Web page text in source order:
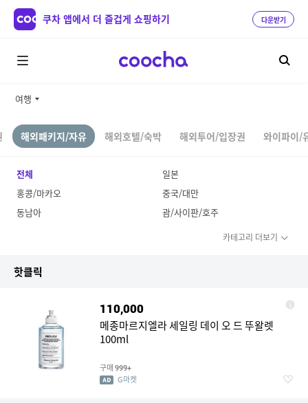
쿠차 앱에서 더 즐겁게 쇼핑하기 다운받기
여행
해외패키지/자유 해외호텔/숙박 해외투어/입장권 와이파이/
전체
일본
홍콩/마카오
중국/대만
동남아
괌/사이판/호주
카테고리 더보기
핫클릭
110,000
메종마르지엘라 세일링 데이 오 드 뚜왈렛
100ml
구매 999+
G마켓